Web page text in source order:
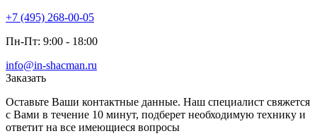
+7 (495) 268-00-05
Пн-Пт: 9:00 - 18:00
info@in-shacman.ru
Заказать
Оставьте Ваши контактные данные. Наш специалист свяжется
с Вами в течение 10 минут, подберет необходимую технику и
ответит на все имеющиеся вопросы